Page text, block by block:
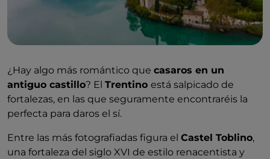
¿Hay algo más romántico que casaros en un
antiguo castillo? El Trentino está salpicado de
fortalezas, en las que seguramente encontraréis la
perfecta para daros el sí.
Entre las más fotografiadas figura el Castel Toblino,
una fortaleza del siglo XVI de estilo renacentista y